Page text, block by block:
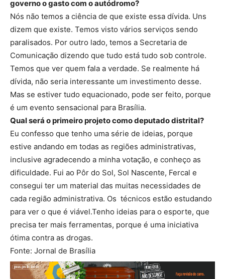
governo o gasto com o autódromo?
Nós não temos a ciência de que existe essa dívida. Uns
dizem que existe. Temos visto vários serviços sendo
paralisados. Por outro lado, temos a Secretaria de
Comunicação dizendo que tudo está tudo sob controle.
Temos que ver quem fala a verdade. Se realmente há
dívida, não seria interessante um investimento desse.
Mas se estiver tudo equacionado, pode ser feito, porque
é um evento sensacional para Brasília.
Qual será o primeiro projeto como deputado distrital?
Eu confesso que tenho uma série de ideias, porque
estive andando em todas as regiões administrativas,
inclusive agradecendo a minha votação, e conheço as
dificuldade. Fui ao Pôr do Sol, Sol Nascente, Fercal e
consegui ter um material das muitas necessidades de
cada região administrativa. Os técnicos estão estudando
para ver o que é viável.Tenho ideias para o esporte, que
precisa ter mais ferramentas, porque é uma iniciativa
ótima contra as drogas.
Fonte: Jornal de Brasília